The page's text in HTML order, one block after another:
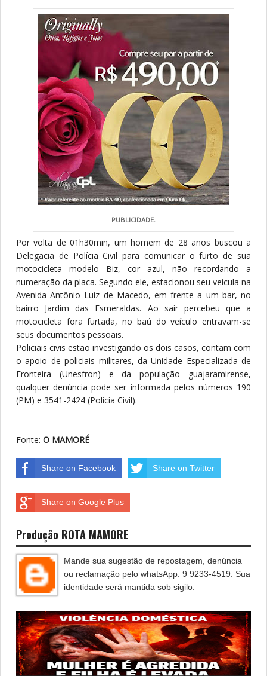
PUBLICIDADE.
Por volta de 01h30min, um homem de 28 anos buscou a
Delegacia de Polícia Civil para comunicar o furto de sua
motocicleta modelo Biz, cor azul, não recordando a
numeração da placa. Segundo ele, estacionou seu veicula na
Avenida Antônio Luiz de Macedo, em frente a um bar, no
bairro Jardim das Esmeraldas. Ao sair percebeu que a
motocicleta fora furtada, no baú do veículo entravam-se
seus documentos pessoais.
Policiais civis estão investigando os dois casos, contam com
o apoio de policiais militares, da Unidade Especializada de
Fronteira (Unesfron) e da população guajaramirense,
qualquer denúncia pode ser informada pelos números 190
(PM) e 3541-2424 (Polícia Civil).
Fonte: O MAMORÉ
Share on Facebook Share on Twitter
Share on Google Plus
Produção ROTA MAMORE
Mande sua sugestão de repostagem, denúncia
ou reclamação pelo whatsApp: 9 9233-4519. Sua
identidade será mantida sob sigilo.